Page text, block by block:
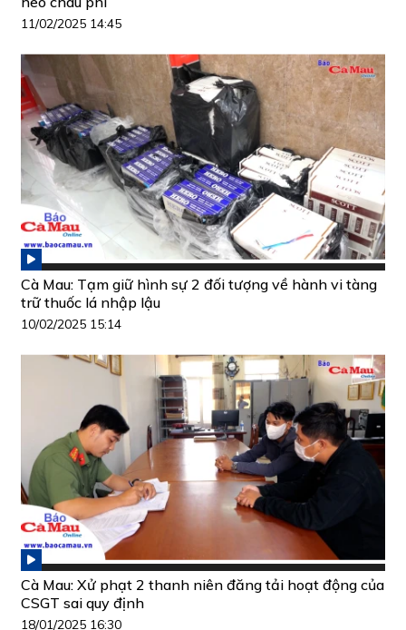
11/02/2025 14:45
Cà Mau: Tạm giữ hình sự 2 đối tượng về hành vi tàng
trữ thuốc lá nhập lậu
10/02/2025 15:14
Cà Mau: Xử phạt 2 thanh niên đăng tải hoạt động của
CSGT sai quy định
18/01/2025 16:30